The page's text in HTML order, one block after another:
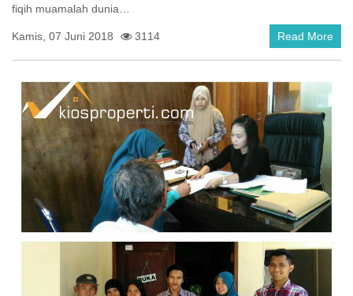
fiqih muamalah dunia…
Kamis, 07 Juni 2018 3114 Read More